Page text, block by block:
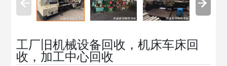
工厂旧机械设备回收，机床车床回
收，加工中心回收